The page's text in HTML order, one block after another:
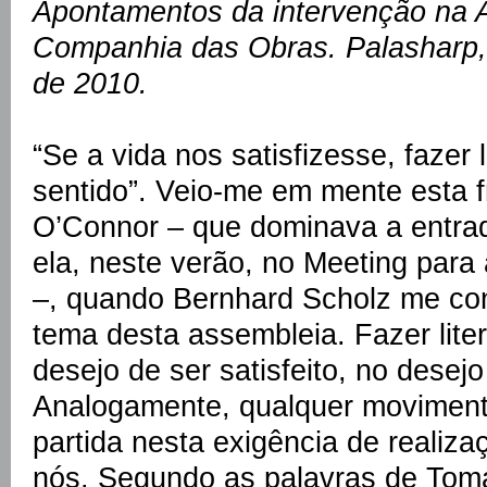
Apontamentos da intervenção na
Companhia das Obras.
de 2010.
“Se a vida nos satisfizesse, fazer
sentido”. Veio-me em mente
O’Connor – que dominava a
ela, neste verão, no Meeting
–, quando Bernhard Scholz me
tema desta assembleia. Fazer
desejo de ser satisfeito, no
Analogamente, qualquer
partida nesta exigência de
nós. Segundo as palavras de